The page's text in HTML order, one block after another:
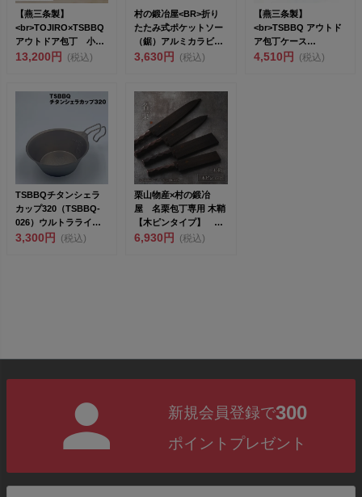
【燕三条製】
<br>TOJIRO×TSBBQ
アウトドア包丁 小出
刃 右...
13,200円 (税込)
村の鍛冶屋<BR>折り
たたみ式ポケットソー
（鋸）アルミカラビナ
付<...
3,630円 (税込)
【燕三条製】
<br>TSBBQ アウトド
ア包丁ケース
［TSBBQ-020...
4,510円 (税込)
TSBBQチタンシェラ
カップ320（TSBBQ-
026）ウルトラライト
ギア 燕三条製...
3,300円 (税込)
栗山物産×村の鍛冶
屋 名栗包丁専用 木鞘
【木ピンタイプ】
<br>焼桐素...
6,930円 (税込)
新規会員登録で300
ポイントプレゼント